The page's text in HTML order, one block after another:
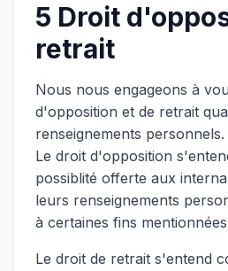
5 Droit
retrait
Nous nous engageons à
d'opposition et de retrait
renseignements personnels.
Le droit d'opposition
possiblité offerte aux
leurs renseignements
à certaines fins
Le droit de retrait s'entend